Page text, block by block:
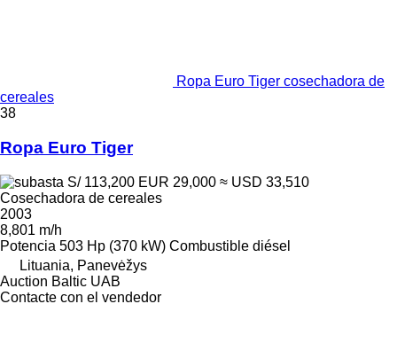
Ropa Euro Tiger cosechadora de
cereales
38
Ropa Euro Tiger
S/ 113,200 EUR 29,000 ≈ USD 33,510
Cosechadora de cereales
2003
8,801 m/h
Potencia 503 Hp (370 kW) Combustible diésel
Lituania, Panevėžys
Auction Baltic UAB
Contacte con el vendedor